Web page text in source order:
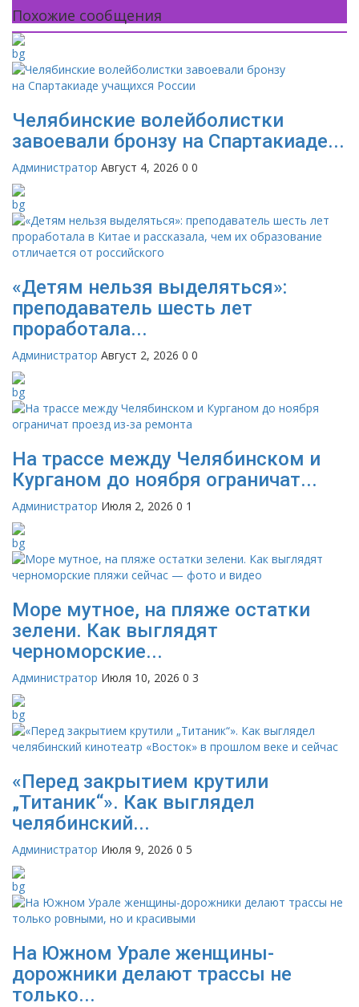
Похожие сообщения
Челябинские волейболистки
завоевали бронзу на Спартакиаде...
Администратор Август 4, 2026 0 0
«Детям нельзя выделяться»:
преподаватель шесть лет
проработала...
Администратор Август 2, 2026 0 0
На трассе между Челябинском и
Курганом до ноября ограничат...
Администратор Июля 2, 2026 0 1
Море мутное, на пляже остатки
зелени. Как выглядят
черноморские...
Администратор Июля 10, 2026 0 3
«Перед закрытием крутили
„Титаник“». Как выглядел
челябинский...
Администратор Июля 9, 2026 0 5
На Южном Урале женщины-
дорожники делают трассы не
только...